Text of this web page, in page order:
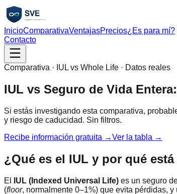
InicioComparativaVentajasPrecios¿Es para mí?
Contacto
Comparativa · IUL vs Whole Life · Datos reales
IUL vs Seguro de Vida Entera:
Si estás investigando esta comparativa,
y riesgo de caducidad. Sin filtros.
Recibe información gratuita →Ver la tabla →
¿Qué es el IUL y por qué
El IUL (Indexed Universal Life) es un seguro
(floor, normalmente 0–1%) que evita pérdidas, y